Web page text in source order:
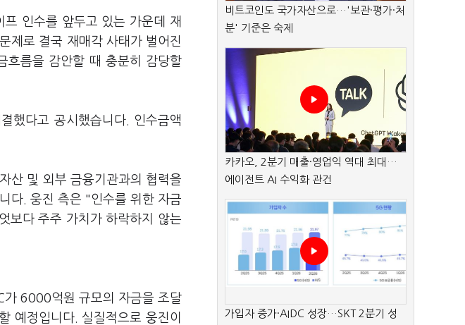
인수를 앞두고 있는 가운데 재
제로 결국 재매각 사태가 벌어진
흐름을 감안할 때 충분히 감당할
했다고 공시했습니다. 인수금액
산 및 외부 금융기관과의 협력을
다. 웅진 측은 "인수를 위한 자금
보다 주주 가치가 하락하지 않는
가 6000억원 규모의 자금을 조달
예정입니다. 실질적으로 웅진이
비트코인도 국가자산으로…'보관·평가·처
분' 기준은 숙제
카카오, 2분기 매출·영업익 역대 최대…
에이전트 AI 수익화 관건
가입자 증가·AIDC 성장…SKT 2분기 성